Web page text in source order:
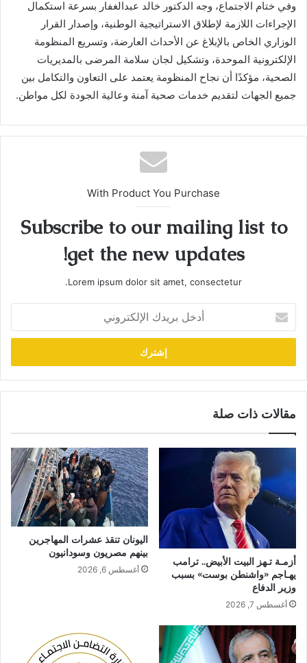
وفي ختام الاجتماع، وجه الدكتور خالد عبدالغفار بسرعة استكمال
الإجراءات اللازمة لإطلاق الاستراتيجية الوطنية، وإصدار القرار
الوزاري الخاص بالإبلاغ عن الأحداث العارضة، وتسريع المنظومة
الإلكترونية الموحدة، وتشكيل لجان سلامة المرضى بالمديريات
الصحية، مؤكدًا أن نجاح المنظومة يعتمد على التعاون والتكامل بين
جميع الجهات لتقديم خدمات صحية آمنة وعالية الجودة لكل مواطن.
With Product You Purchase
Subscribe to our mailing list to
get the new updates!
Lorem ipsum dolor sit amet, consectetur.
بريدك
الإلكتروني
مقالات ذات صلة
أزمـة تـهز البيت الأبيض.. ترامب
يهـاجم «واشنطن بوست» بسبب
وزير الدفاع
أغسطس 7, 2026
اليونان تنقذ عشرات المهاجرين
بينهم مصريون وسودانيون
أغسطس 6, 2026